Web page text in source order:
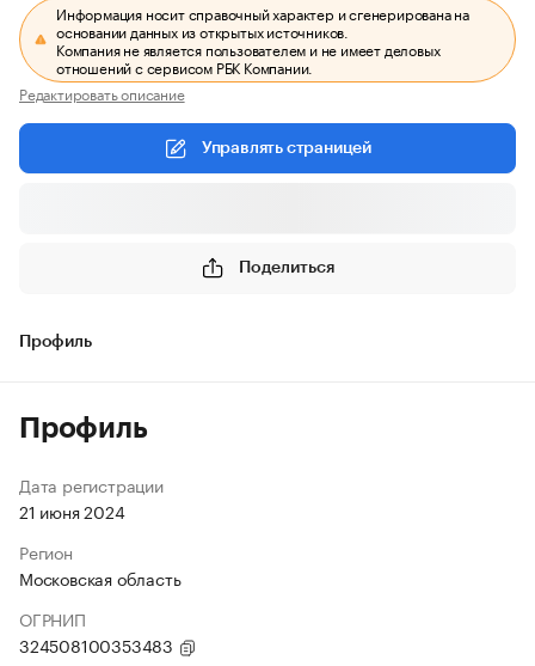
Информация носит справочный характер и сгенерирована на
основании данных из открытых источников.
Компания не является пользователем и не имеет деловых
отношений с сервисом РБК Компании.
Редактировать описание
Управлять страницей
Поделиться
Профиль
Профиль
Дата регистрации
21 июня 2024
Регион
Московская область
ОГРНИП
324508100353483